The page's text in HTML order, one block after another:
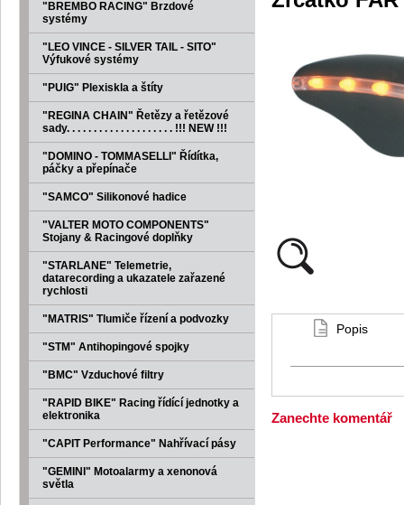
"BREMBO RACING" Brzdové
systémy
"LEO VINCE - SILVER TAIL - SITO"
Výfukové systémy
"PUIG" Plexiskla a štíty
"REGINA CHAIN" Řetězy a řetězové
sady. . . . . . . . . . . . . . . . . . . . !!! NEW !!!
"DOMINO - TOMMASELLI" Řídítka,
páčky a přepínače
"SAMCO" Silikonové hadice
"VALTER MOTO COMPONENTS"
Stojany & Racingové doplňky
"STARLANE" Telemetrie,
datarecording a ukazatele zařazené
rychlosti
"MATRIS" Tlumiče řízení a podvozky
"STM" Antihopingové spojky
"BMC" Vzduchové filtry
"RAPID BIKE" Racing řídící jednotky a
elektronika
"CAPIT Performance" Nahřívací pásy
"GEMINI" Motoalarmy a xenonová
světla
Popis
Zanechte komentář